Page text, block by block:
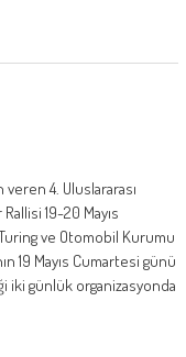
veren 4. Uluslararası
19-20 Mayıs
ve Otomobil Kurumu
19 Mayıs Cumartesi günü
iki günlük organizasyonda